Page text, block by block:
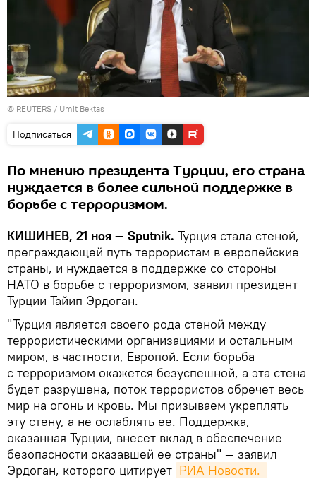
© REUTERS / Umit Bektas
Подписаться
По мнению президента Турции, его страна
нуждается в более сильной поддержке в
борьбе с терроризмом.
КИШИНЕВ, 21 ноя — Sputnik. Турция стала стеной,
преграждающей путь террористам в европейские
страны, и нуждается в поддержке со стороны
НАТО в борьбе с терроризмом, заявил президент
Турции Тайип Эрдоган.
"Турция является своего рода стеной между
террористическими организациями и остальным
миром, в частности, Европой. Если борьба
с терроризмом окажется безуспешной, а эта стена
будет разрушена, поток террористов обречет весь
мир на огонь и кровь. Мы призываем укреплять
эту стену, а не ослаблять ее. Поддержка,
оказанная Турции, внесет вклад в обеспечение
безопасности оказавшей ее страны" — заявил
Эрдоган, которого цитирует РИА Новости.